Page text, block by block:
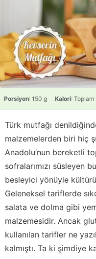
Porsiyon: 150 g Kalori:
Türk mutfağı
malzemelerden biri hiç
Anadolu’nun bereketli
sofralarımızı süsleyen
besleyici yönüyle
Geleneksel tariflerde
salata ve dolma gibi
malzemesidir. Ancak
kullanılan tarifler ne
kalmıştı. Ta ki şimdiye